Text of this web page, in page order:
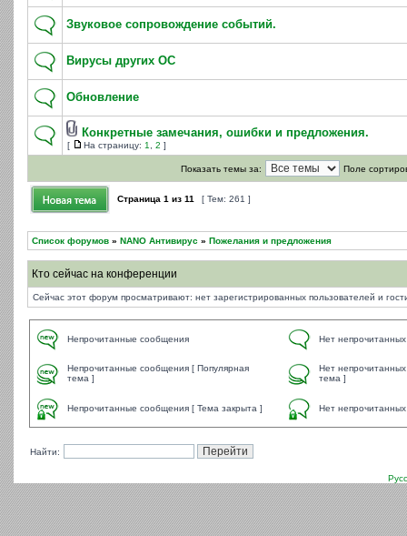
Звуковое сопровождение событий.
Вирусы других ОС
Обновление
Конкретные замечания, ошибки и предложения.
[ На страницу: 1 2 ]
Показать темы за: Поле
Страница 1 из 11 [ Тем: 261 ]
Список форумов » NANO Антивирус » Пожелания и предложения
Кто сейчас на конференции
Сейчас этот форум просматривают: нет зарегистрированных пользователей и
Непрочитанные сообщения Нет
Непрочитанные сообщения [ Популярная
тема ]
Нет
тема ]
Непрочитанные сообщения [ Тема закрыта ] Нет
Найти: